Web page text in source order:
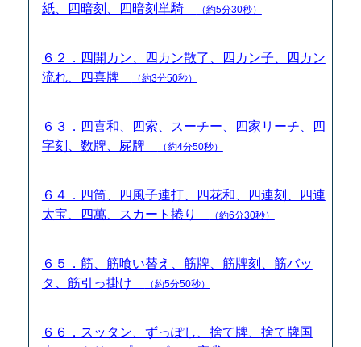
紙、四暗刻、四暗刻単騎
（約5分30秒）
６２．四開カン、四カン散了、四カン子、四カン
流れ、四喜牌
（約3分50秒）
６３．四喜和、四索、スーチー、四家リーチ、四
字刻、数牌、屍牌
（約4分50秒）
６４．四筒、四風子連打、四花和、四連刻、四連
太宝、四萬、スカート捲り
（約6分30秒）
６５．筋、筋喰い替え、筋牌、筋牌刻、筋バッ
タ、筋引っ掛け
（約5分50秒）
６６．スッタン、ずっぽし、捨て牌、捨て牌国